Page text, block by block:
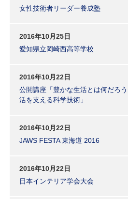
女性技術者リーダー養成塾
2016年10月25日
愛知県立岡崎西高等学校
2016年10月22日
公開講座「豊かな生活とは何だろ
活を支える科学技術」
2016年10月22日
JAWS FESTA 東海道 2016
2016年10月22日
日本インテリア学会大会